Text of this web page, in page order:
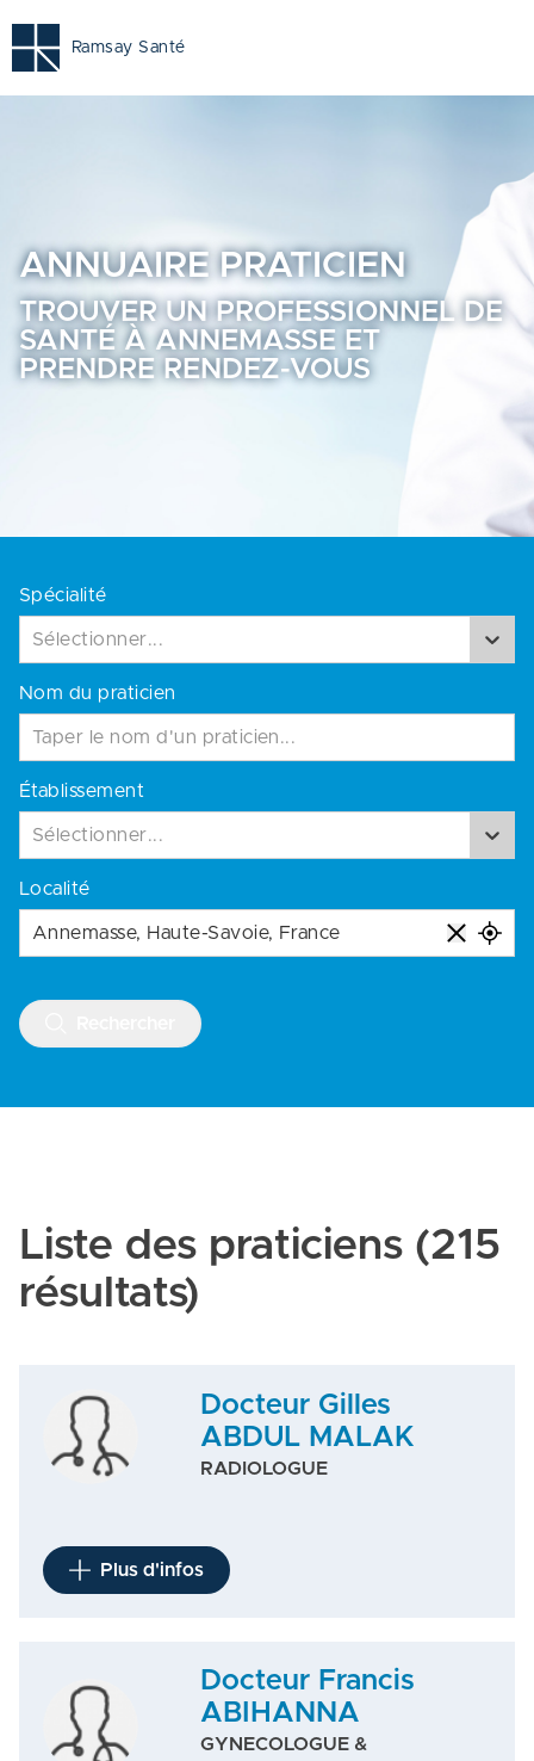
Ramsay Santé
ANNUAIRE PRATICIEN
TROUVER UN PROFESSIONNEL DE
SANTÉ À ANNEMASSE ET
PRENDRE RENDEZ-VOUS
Spécialité
Sélectionner...
Nom du praticien
Établissement
Sélectionner...
Localité
Liste des praticiens (215
résultats)
Docteur Gilles
ABDUL MALAK
RADIOLOGUE
Plus d'infos
Docteur Francis
ABIHANNA
GYNECOLOGUE &